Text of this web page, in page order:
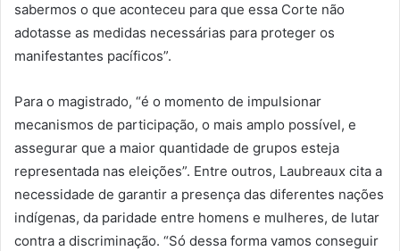
sabermos o que aconteceu para que essa Corte não
adotasse as medidas necessárias para proteger os
manifestantes pacíficos”.
Para o magistrado, “é o momento de impulsionar
mecanismos de participação, o mais amplo possível, e
assegurar que a maior quantidade de grupos esteja
representada nas eleições”. Entre outros, Laubreaux cita a
necessidade de garantir a presença das diferentes nações
indígenas, da paridade entre homens e mulheres, de lutar
contra a discriminação. “Só dessa forma vamos conseguir